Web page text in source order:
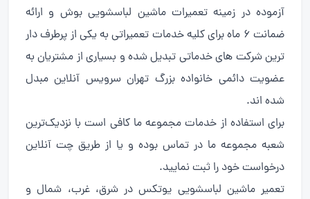
آزموده در زمینه تعمیرات ماشین لباسشویی بوش و ارائه
ضمانت ۶ ماه برای کلیه خدمات تعمیراتی به یکی از پرطرف دار
ترین شرکت های خدماتی تبدیل شده و بسیاری از مشتریان به
عضویت دائمی خانواده بزرگ تهران سرویس آنلاین مبدل
شده اند.
برای استفاده از خدمات مجموعه ما کافی است با نزدیک‌ترین
شعبه مجموعه ما در تماس بوده و یا از طریق چت آنلاین
درخواست خود را ثبت نمایید.
تعمیر ماشین لباسشویی یوتکس در شرق، غرب، شمال و